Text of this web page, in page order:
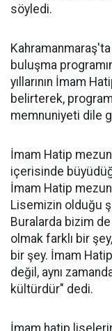
söyledi.
buluşma
yıllarının İmam
belirterek,
memnuniyeti dile
İmam Hatip
içerisinde
İmam Hatip
Lisemizin olduğu
Buralarda bizim de
olmak farklı bir
bir şey. İmam
değil, aynı
kültürdür" dedi.
İmam hatip